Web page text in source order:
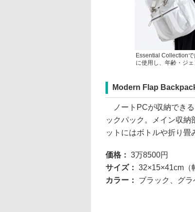
Essential Collection
に使用し、年齢・ジ
Modern Flap
ノートPCが収納できる
ックパック。メイン収納
ットにはボトルや折り畳
価格： 3万8500円
サイズ： 32×15×41cm（
カラー： ブラック、グ